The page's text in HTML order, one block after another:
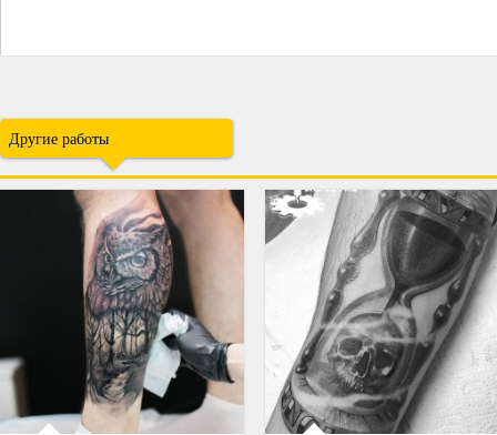
Другие работы